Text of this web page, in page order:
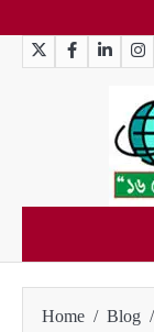
to
content
TwitterFacebook
Home
Blog